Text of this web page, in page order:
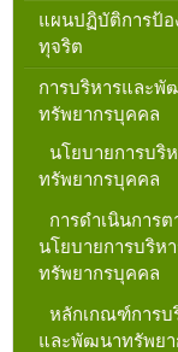
แผนปฏิบัติการป้อ
ทุจริต
การบริหารและพั
ทรัพยากรบุคคล
นโยบายการบริ
ทรัพยากรบุคคล
การดำเนินการต
นโยบายการบริห
ทรัพยากรบุคคล
หลักเกณฑ์การบ
และพัฒนาทรัพยา